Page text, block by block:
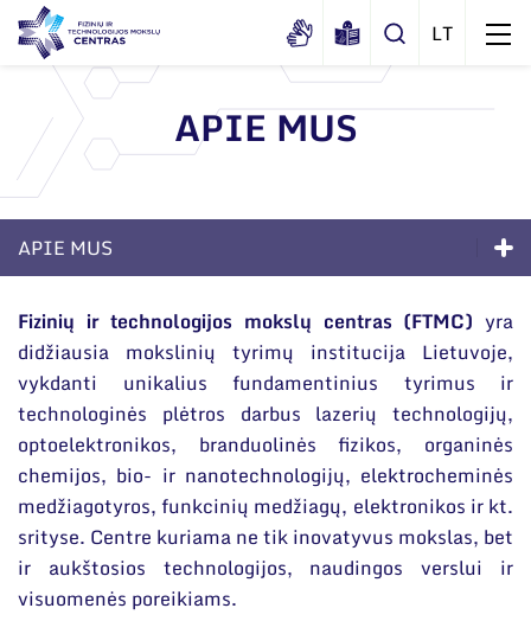
Apie mus
Sertifikatai ir akreditavimo pažymėjimai
Korupcijos prevencija
Duomenų apsauga
Darbuotojams
Nuorodos
Narystė nacionalinėse ir tarptautinėse
organizacijose bei asociacijose
APIE MUS
APIE MUS
Dokumentai
Sertifikatai ir akreditavimo pažymėjimai
Viešieji pirkimai
Korupcijos prevencija
Duomenų apsauga
Darbuotojams
Fizinių ir technologijos mokslų centras (FTMC) yra
didžiausia mokslinių tyrimų institucija Lietuvoje,
vykdanti unikalius fundamentinius tyrimus ir
technologinės plėtros darbus lazerių technologijų,
optoelektronikos, branduolinės fizikos, organinės
chemijos, bio- ir nanotechnologijų, elektrocheminės
medžiagotyros, funkcinių medžiagų, elektronikos ir kt.
srityse. Centre kuriama ne tik inovatyvus mokslas, bet
ir aukštosios technologijos, naudingos verslui ir
visuomenės poreikiams.